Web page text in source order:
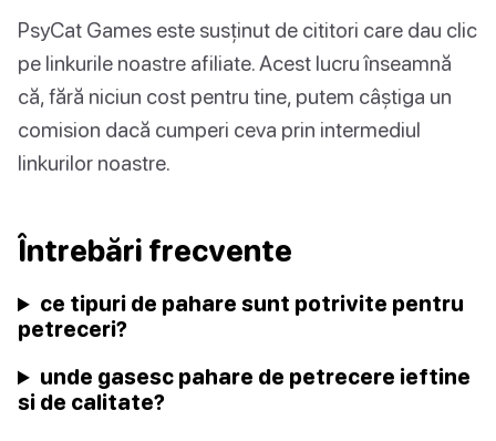
PsyCat Games este susținut de cititori care dau clic
pe linkurile noastre afiliate. Acest lucru înseamnă
că, fără niciun cost pentru tine, putem câștiga un
comision dacă cumperi ceva prin intermediul
linkurilor noastre.
Întrebări frecvente
ce tipuri de pahare sunt potrivite pentru
petreceri?
unde gasesc pahare de petrecere ieftine
si de calitate?